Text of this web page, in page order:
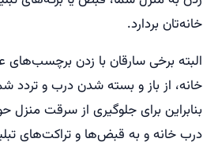
خانه‌تان بردارد.
البته برخی سارقان با زدن
خانه، از باز و بسته شدن درب و تردد
بنابراین برای جلوگیری از سرقت منزل
درب خانه و به قبض‌ها و تراکت‌های